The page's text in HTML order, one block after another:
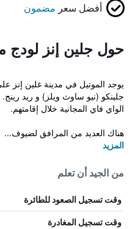
أفضل سعر مضمون
حول جلين إنز لودج
يوجد الموتيل في مدينة غلين إنز
جلينكو (نيو ساوث ويلز) و ريد
الواي فاي المجانية خلال إقامتهم.
هناك العديد من المرافق لضيوف...
المزيد
من الجيد أن تعلم
وقت تسجيل الصعود للطائرة
وقت تسجيل المغادرة